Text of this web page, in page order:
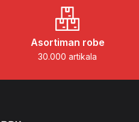
Asortiman robe
30.000 artikala